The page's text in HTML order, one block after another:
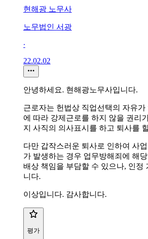
현해광 노무사
노무법인 서광
∙
22.02.02
안녕하세요. 현해광노무사입니다.
근로자는 헌법상 직업선택의 자유가
에 따라 강제근로를 하지 않을 권리
지 사직의 의사표시를 하고 퇴사를
다만 갑작스러운 퇴사로 인하여 사
가 발생하는 경우 업무방해죄에 해
배상 책임을 부담할 수 있으나, 인정
니다.
이상입니다. 감사합니다.
평가